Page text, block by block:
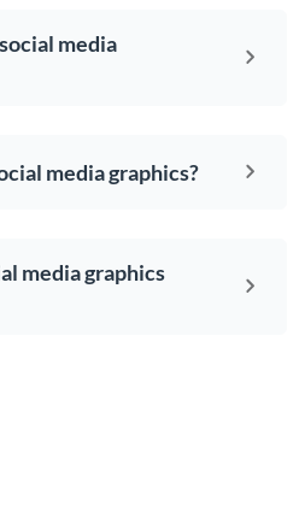
media
media graphics?
media graphics